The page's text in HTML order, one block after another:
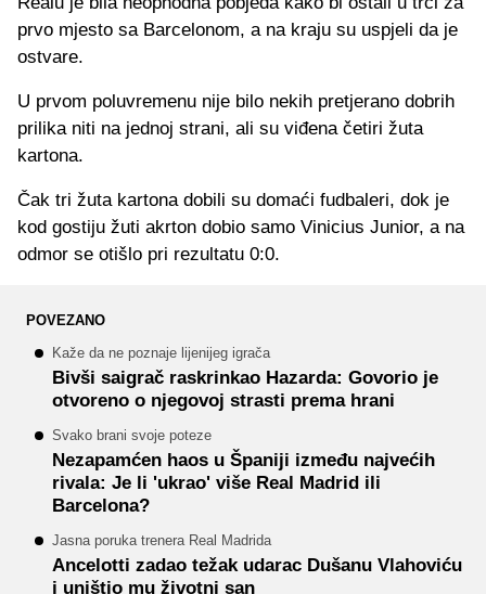
prvo mjesto sa Barcelonom, a na kraju su uspjeli da je
ostvare.
U prvom poluvremenu nije bilo nekih pretjerano dobrih
prilika niti na jednoj strani, ali su viđena četiri žuta
kartona.
Čak tri žuta kartona dobili su domaći fudbaleri, dok je
kod gostiju žuti akrton dobio samo Vinicius Junior, a na
odmor se otišlo pri rezultatu 0:0.
POVEZANO
Kaže da ne poznaje lijenijeg igrača
Bivši saigrač raskrinkao Hazarda: Govorio je
otvoreno o njegovoj strasti prema hrani
Svako brani svoje poteze
Nezapamćen haos u Španiji između najvećih
rivala: Je li 'ukrao' više Real Madrid ili
Barcelona?
Jasna poruka trenera Real Madrida
Ancelotti zadao težak udarac Dušanu Vlahoviću
i uništio mu životni san